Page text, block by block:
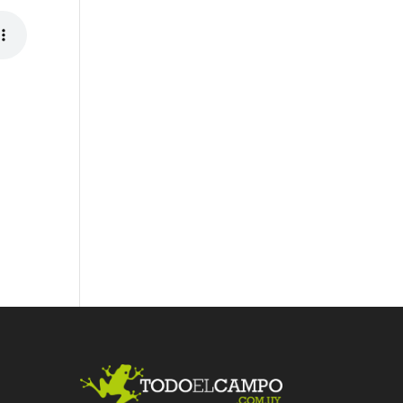
Fac
ebo
Twit
ter